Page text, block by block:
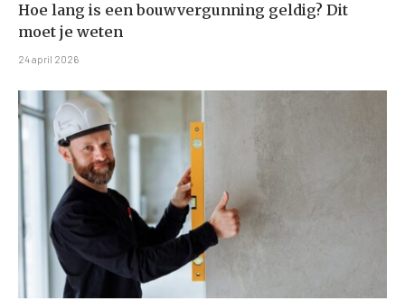
Hoe lang is een bouwvergunning geldig? Dit
moet je weten
24 april 2026